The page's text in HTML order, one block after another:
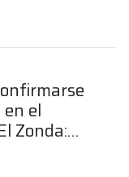
el
Zonda: